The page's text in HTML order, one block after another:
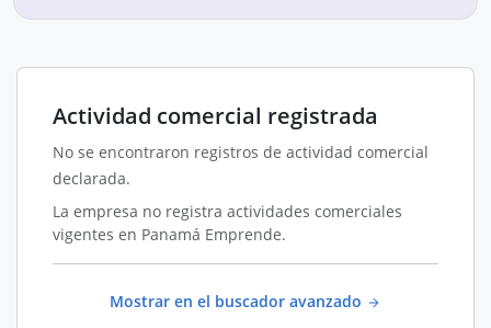
Actividad comercial registrada
No se encontraron registros de actividad comercial
declarada.
La empresa no registra actividades comerciales
vigentes en Panamá Emprende.
Mostrar en el buscador avanzado